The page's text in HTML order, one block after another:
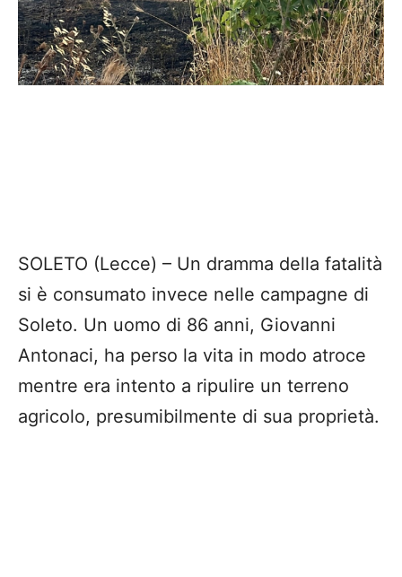
SOLETO (Lecce) – Un dramma della fatalità
si è consumato invece nelle campagne di
Soleto. Un uomo di 86 anni, Giovanni
Antonaci, ha perso la vita in modo atroce
mentre era intento a ripulire un terreno
agricolo, presumibilmente di sua proprietà.